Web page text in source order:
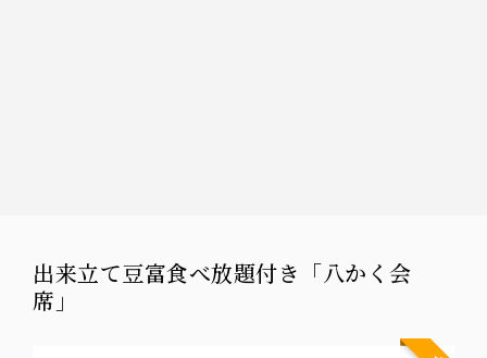
出来立て豆富食べ放題付き「八かく会
席」